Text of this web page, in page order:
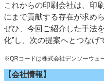
これからの印刷会社は、印
にまで貢献する存在が求め
ぜひ、今回ご紹介した手法
化”し、次の提案へとつなげ
※QRコードは株式会社デンソーウェ
【会社情報】